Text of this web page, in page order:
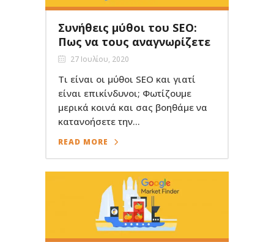
Συνήθεις μύθοι του SEO:
Πως να τους αναγνωρίζετε
27 Ιουλίου, 2020
Τι είναι οι μύθοι SEO και γιατί
είναι επικίνδυνοι; Φωτίζουμε
μερικά κοινά και σας βοηθάμε να
κατανοήσετε την...
READ MORE